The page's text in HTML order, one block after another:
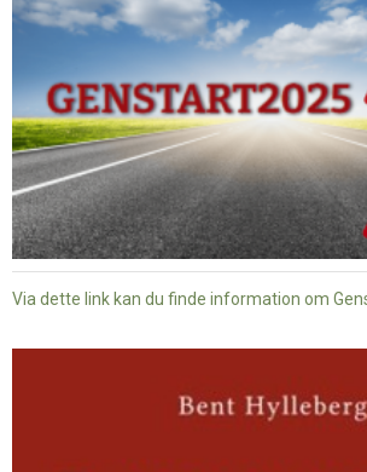
Via dette link kan du finde information om